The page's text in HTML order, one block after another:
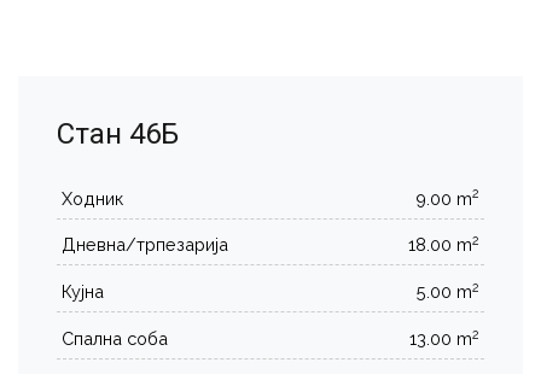
Стан 46Б
Ходник 9.00 m2
Дневна/трпезарија 18.00 m2
Кујна 5.00 m2
Спална соба 13.00 m2